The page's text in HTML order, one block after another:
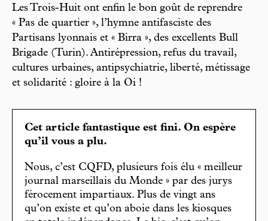
Les Trois-Huit ont enfin le bon goût de reprendre
« Pas de quartier », l’hymne antifasciste des
Partisans lyonnais et « Birra », des excellents Bull
Brigade (Turin). Antirépression, refus du travail,
cultures urbaines, antipsychiatrie, liberté, métissage
et solidarité : gloire à la Oi !
Cet article fantastique est fini. On espère
qu’il vous a plu.
Nous, c’est CQFD, plusieurs fois élu « meilleur
journal marseillais du Monde » par des jurys
férocement impartiaux. Plus de vingt ans
qu’on existe et qu’on aboie dans les kiosques